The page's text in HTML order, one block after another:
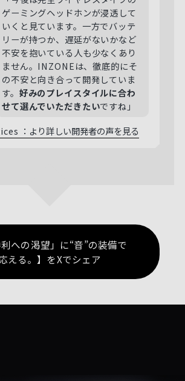
ゲーミングヘッドホンが浸透して
いくと見ています。一方でバッテ
リーが持つか、遅延がないかなど
不安を抱いている人も少なくあり
ません。INZONEは、徹底的にそ
の不安と向き合って開発していま
す。 好みのプレイスタイルに合わ
せて選んでいただきたいですね」
： より詳しい開発者の声を見る
利への渇望」に“音”の装備で
える。】をXでシェア